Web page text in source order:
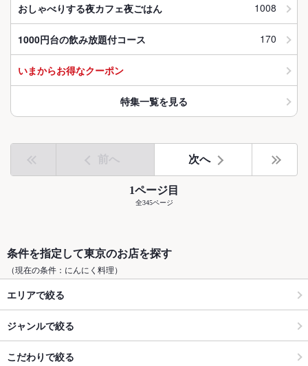
おしゃべりする夜カフェ夜ごはん 1008
1000円台の飲み放題付コース 170
いまからお得なクーポン
特集一覧を見る
前へ 次へ
1ページ目
全345ページ
条件を指定して東京のお店を探す
（現在の条件：にんにく料理）
エリアで絞る
ジャンルで絞る
こだわりで絞る